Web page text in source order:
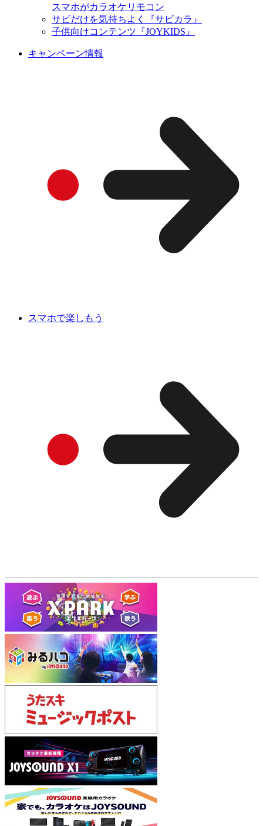
スマホがカラオケリモコン
サビだけを気持ちよく『サビカラ』
子供向けコンテンツ『JOYKIDS』
キャンペーン情報
スマホで楽しもう